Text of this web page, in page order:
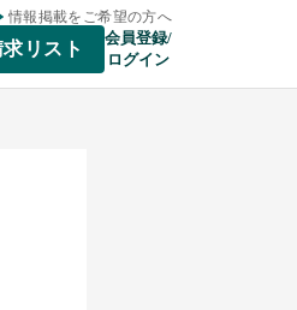
情報掲載をご希望の方へ
リスト
会員登録/
ログイン